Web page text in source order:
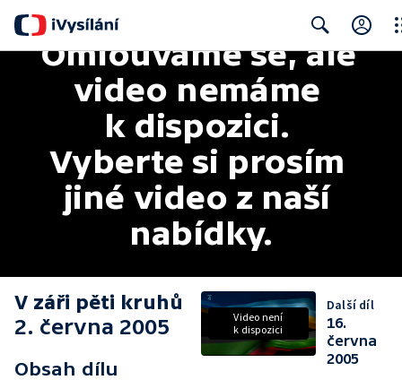
Search
Omlouváme se, ale
video nemáme
k dispozici.
Vyberte si prosím
jiné video z naší
nabídky.
V záři pěti kruhů
2. června 2005
Obsah dílu
Video není
k dispozici
Další díl
16.
června
2005